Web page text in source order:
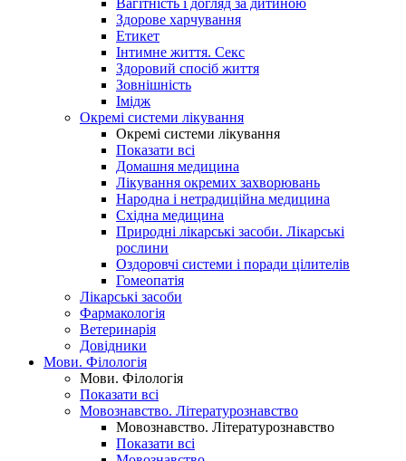
Вагітність і догляд за дитиною
Здорове харчування
Етикет
Інтимне життя. Секс
Здоровий спосіб життя
Зовнішність
Імідж
Окремі системи лікування
Окремі системи лікування
Показати всі
Домашня медицина
Лікування окремих захворювань
Народна і нетрадиційна медицина
Східна медицина
Природні лікарські засоби. Лікарські
рослини
Оздоровчі системи і поради цілителів
Гомеопатія
Лікарські засоби
Фармакологія
Ветеринарія
Довідники
Мови. Філологія
Мови. Філологія
Показати всі
Мовознавство. Літературознавство
Мовознавство. Літературознавство
Показати всі